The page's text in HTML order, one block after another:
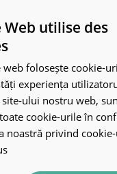
Web utilise des
web folosește cookie-
experiența
ului nostru web,
cookie-urile în
noastră privind